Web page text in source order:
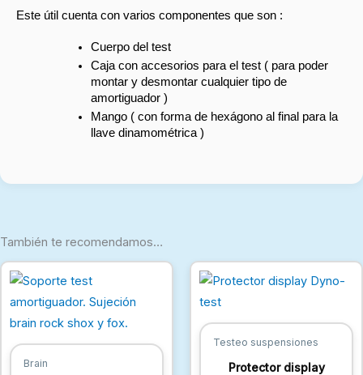
Este útil cuenta con varios componentes que son :
Cuerpo del test
Caja con accesorios para el test ( para poder
montar y desmontar cualquier tipo de
amortiguador )
Mango ( con forma de hexágono al final para la
llave dinamométrica )
También te recomendamos…
Brain
Testeo suspensiones
Protector display